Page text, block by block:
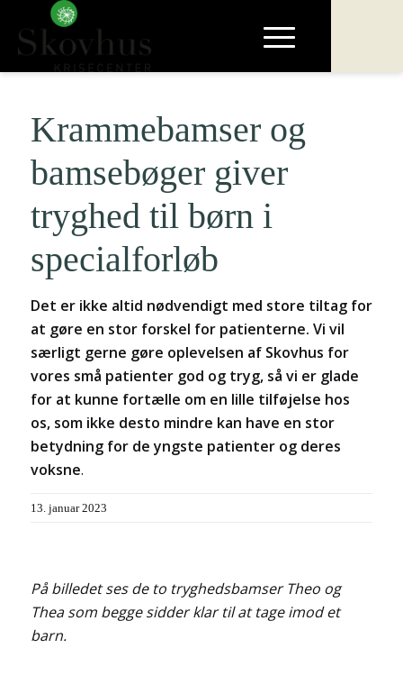
Krammebamser og
bamsebøger giver
tryghed til børn i
specialforløb
Det er ikke altid nødvendigt med store tiltag for
at gøre en stor forskel for patienterne. Vi vil
særligt gerne gøre oplevelsen af Skovhus for
vores små patienter god og tryg, så vi er glade
for at kunne fortælle om en lille tilføjelse hos
os, som ikke desto mindre kan have en stor
betydning for de yngste patienter og deres
voksne.
13. januar 2023
På billedet ses de to tryghedsbamser Theo og
Thea som begge sidder klar til at tage imod et
barn.